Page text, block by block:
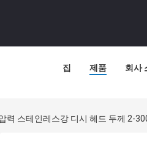
집 제품 회사
력 스테인레스강 디시 헤드 두께 2-